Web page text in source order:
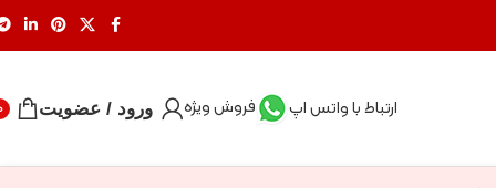
ارتباط با واتس اپ فروش ویژه ورود / عضویت